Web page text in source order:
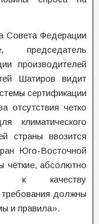
Совета Федерации
председатель
производителей
Шатиров видит
сертификации
отсутствия четко
климатического
страны ввозится
Юго-Восточной
абсолютно
к качеству
требования должны
и правила».